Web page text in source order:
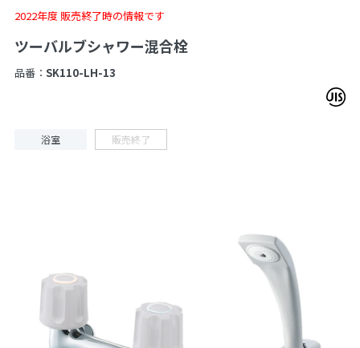
2022年度 販売終了時の情報です
ツーバルブシャワー混合栓
品番： SK110-LH-13
浴室 販売終了